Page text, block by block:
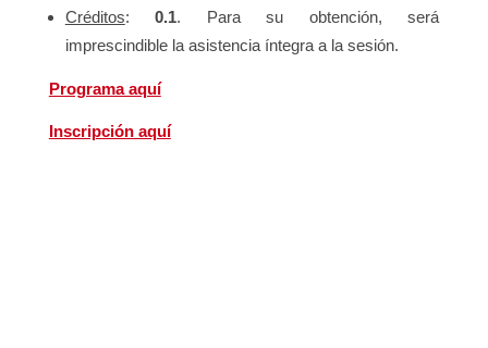
Créditos: 0.1. Para su obtención, será
imprescindible la asistencia íntegra a la sesión.
Programa aquí
Inscripción aquí